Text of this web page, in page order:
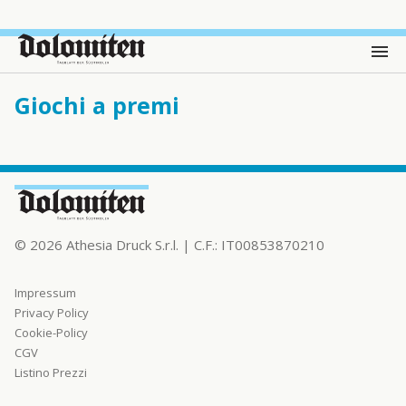
Giochi a premi
© 2026 Athesia Druck S.r.l. | C.F.: IT00853870210
Impressum
Privacy Policy
Cookie-Policy
CGV
Listino Prezzi